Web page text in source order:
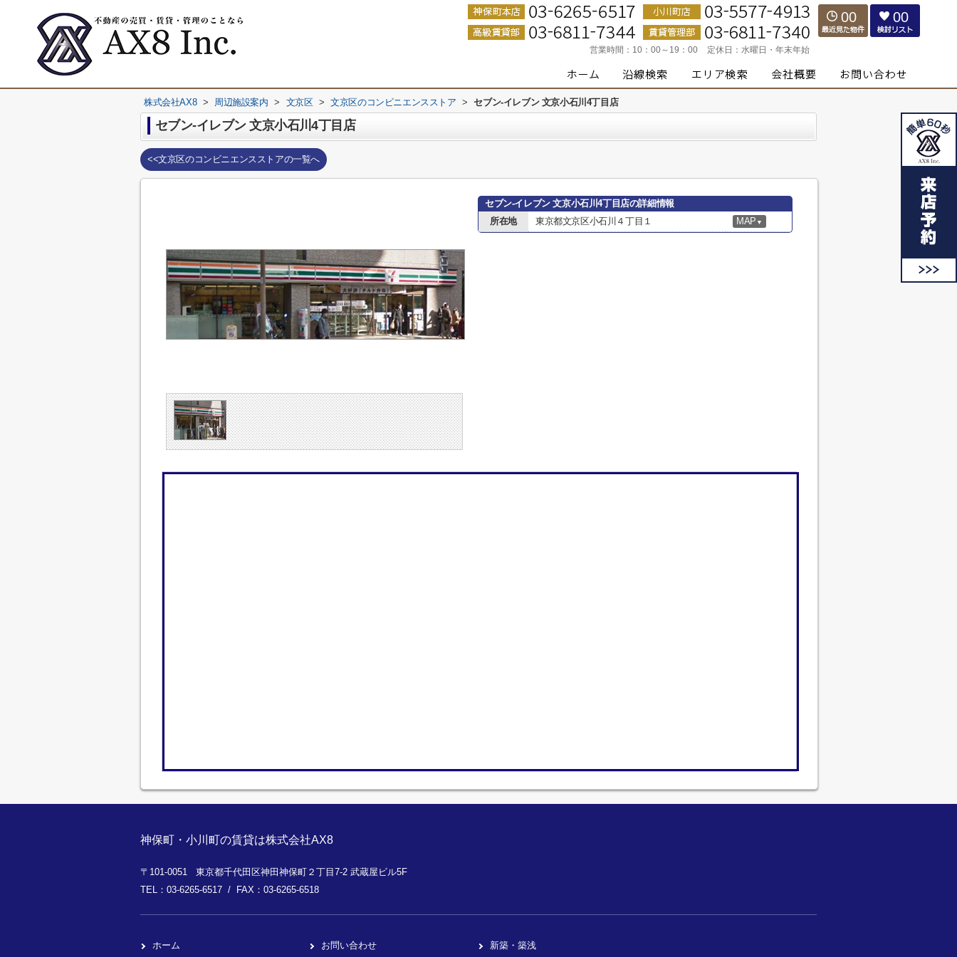
営業時間： 10：00～19：00 定休日： 水曜日・年末年始
00 00
株式会社AX8 > 周辺施設案内 > 文京区 > 文京区のコンビニエンスストア > セブン-イレブン 文京小石川4丁目店
セブン-イレブン 文京小石川4丁目店
<<文京区のコンビニエンスストアの一覧へ
セブン-イレブン 文京小石川4丁目店の詳細情報
所在地
東京都文京区小石川４丁目１ MAP ▼
神保町・小川町の賃貸は株式会社AX8
〒101-0051 東京都千代田区神田神保町２丁目7-2 武蔵屋ビル5F
TEL：03-6265-6517 / FAX：03-6265-6518
ホーム お問い合わせ 新築・築浅